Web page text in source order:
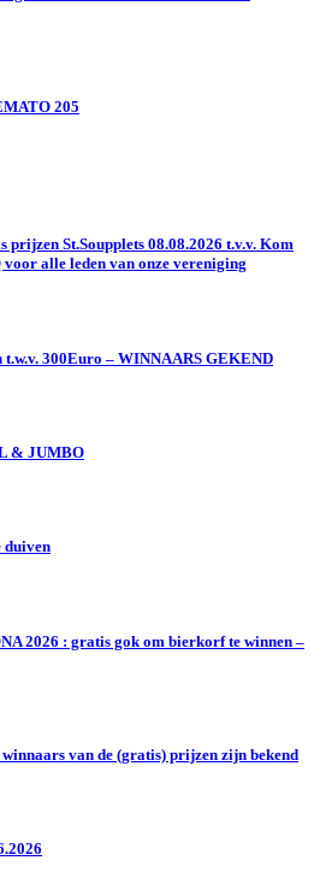
205
St.Soupplets 08.08.2026 t.v.v. Kom
alle leden van onze vereniging
300Euro – WINNAARS GEKEND
& JUMBO
duiven
2026 : gratis gok om bierkorf te winnen –
van de (gratis) prijzen zijn bekend